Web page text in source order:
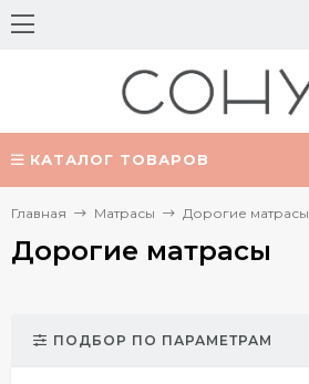
КАТАЛОГ ТОВАРОВ
Главная Матрасы Дорогие матрасы
Дорогие матрасы
ПОДБОР ПО ПАРАМЕТРАМ